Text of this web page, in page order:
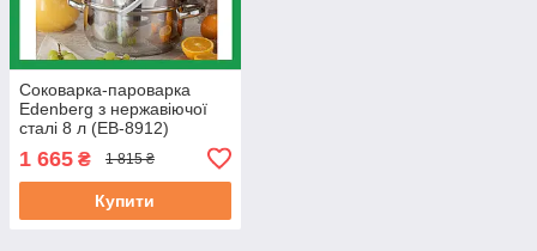
Соковарка-пароварка
Edenberg з нержавіючої
сталі 8 л (EB-8912)
Эденберг
1 665 ₴ 1 815 ₴
Купити